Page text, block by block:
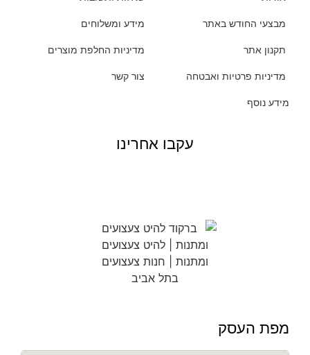
מבצעי החודש באתר
תקנון אתר
מדיניות פרטיות ואבטחה
מידע נוסף
מידע ומשלוחים
מדיניות החלפת מוצרים
צור קשר
עקבו אחרינו
מפת העסק